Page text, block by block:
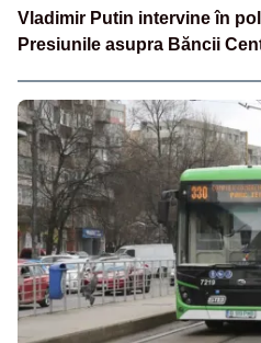
Vladimir Putin intervine în
Presiunile asupra Băncii